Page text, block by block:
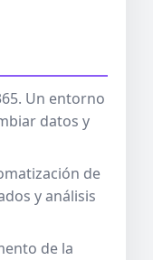
Un entorno
datos y
de
y análisis
de la